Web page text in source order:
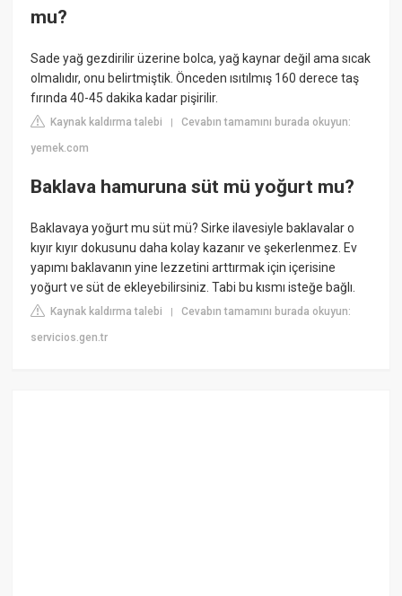
mu?
Sade yağ gezdirilir üzerine bolca, yağ kaynar değil ama sıcak
olmalıdır, onu belirtmiştik. Önceden ısıtılmış 160 derece taş
fırında 40-45 dakika kadar pişirilir.
Kaynak kaldırma talebi |Cevabın tamamını burada okuyun:
yemek.com
Baklava hamuruna süt mü yoğurt mu?
Baklavaya yoğurt mu süt mü? Sirke ilavesiyle baklavalar o
kıyır kıyır dokusunu daha kolay kazanır ve şekerlenmez. Ev
yapımı baklavanın yine lezzetini arttırmak için içerisine
yoğurt ve süt de ekleyebilirsiniz. Tabi bu kısmı isteğe bağlı.
Kaynak kaldırma talebi |Cevabın tamamını burada okuyun:
servicios.gen.tr